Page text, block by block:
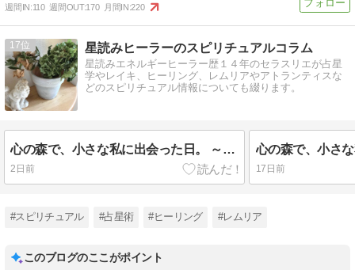
週間IN:110 週間OUT:170 月間IN:220
17 星読みヒーラーのスピリチュアルコラム
星読みエネルギーヒーラー歴１４年のセラスリエが占星
学やレイキ、ヒーリング、レムリアやアトランティスな
どのスピリチュアル情報についても綴ります。
心の森で、小さな私に出会った日。 ～インナーチャイルド変容記録③「寂しかった」と気づいた日
2日前 17日前
#スピリチュアル #占星術 #ヒーリング #レムリア
このブログのここがポイント